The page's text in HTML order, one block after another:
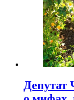
Депутат